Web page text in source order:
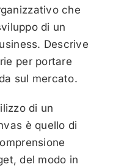
che
di un
Descrive
per portare
sul mercato.
di un
è quello di
del modo in